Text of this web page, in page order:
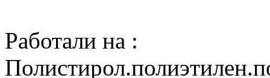
Работали на :